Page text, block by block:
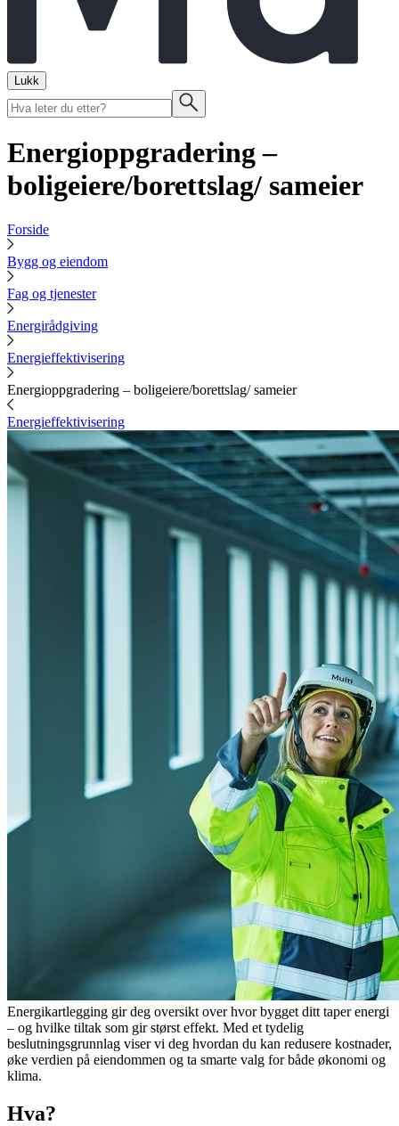
Lukk
Energioppgradering –
boligeiere/borettslag/ sameier
Forside
Bygg og eiendom
Fag og tjenester
Energirådgiving
Energieffektivisering
Energioppgradering – boligeiere/borettslag/ sameier
Energieffektivisering
Energikartlegging gir deg oversikt over hvor bygget ditt taper energi
– og hvilke tiltak som gir størst effekt. Med et tydelig
beslutningsgrunnlag viser vi deg hvordan du kan redusere kostnader,
øke verdien på eiendommen og ta smarte valg for både økonomi og
klima.
Hva?